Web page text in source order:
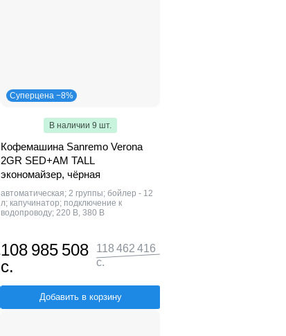
Суперцена −8%
В наличии 9 шт.
Кофемашина Sanremo Verona
2GR SED+AM TALL
экономайзер, чёрная
автоматическая; 2 группы; бойлер - 12
л; капучинатор; подключение к
водопроводу; 220 В, 380 В
108 985 508
с.
118 462 416
с.
Добавить в корзину